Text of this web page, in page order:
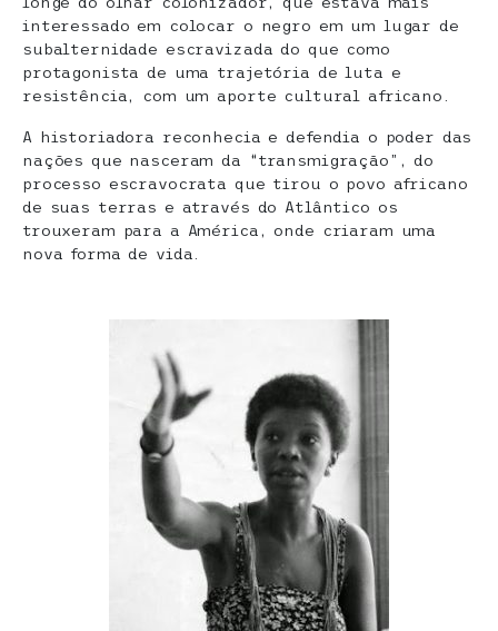
interessado em colocar o negro em um lugar de
subalternidade escravizada do que como
protagonista de uma trajetória de luta e
resistência, com um aporte cultural africano.
A historiadora reconhecia e defendia o poder das
nações que nasceram da “transmigração”, do
processo escravocrata que tirou o povo africano
de suas terras e através do Atlântico os
trouxeram para a América, onde criaram uma
nova forma de vida.